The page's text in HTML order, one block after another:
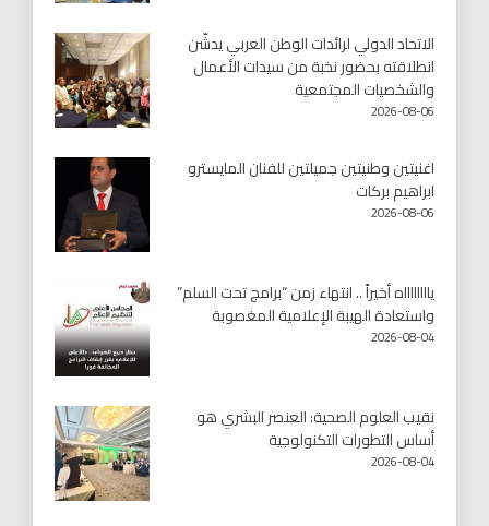
الاتحاد الدولي لرائدات الوطن العربي يدشّن
انطلاقته بحضور نخبة من سيدات الأعمال
والشخصيات المجتمعية
2026-08-06
اغنيتين وطنيتين جميلتين للفنان المايسترو
ابراهيم بركات
2026-08-06
يااااااااه أخيراً .. انتهاء زمن “برامج تحت السلم”
واستعادة الهيبة الإعلامية المغصوبة
2026-08-04
نقيب العلوم الصحية: العنصر البشري هو
أساس التطورات التكنولوجية
2026-08-04